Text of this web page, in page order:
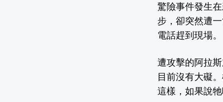
驚險事件發生
步，卻突然遭
電話趕到現場。
遭攻擊的阿拉
目前沒有大礙
這樣，如果說